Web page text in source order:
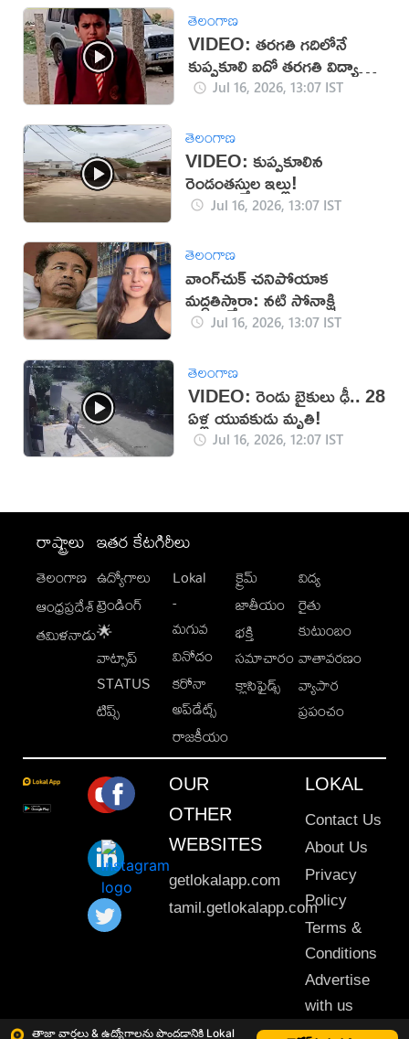
తాజా వార్తలు & ఉద్యోగాలను పొందడానికి Lokal
తెలంగాణ
VIDEO: తరగతి గదిలోనే
కుప్పకూలి ఐదో తరగతి విద్యార్థి
మృతిJul 16, 2026, 13:07 IST
తెలంగాణ
VIDEO: కుప్పకూలిన
రెండంతస్తుల ఇల్లు!
Jul 16, 2026, 13:07 IST
తెలంగాణ
వాంగ్‌చుక్ చనిపోయాక
మద్దతిస్తారా: నటి సోనాక్షి
Jul 16, 2026, 13:07 IST
తెలంగాణ
VIDEO: రెండు బైకులు ఢీ.. 28
ఏళ్ల యువకుడు మృతి!
Jul 16, 2026, 12:07 IST
రాష్ట్రాలు
తెలంగాణ
ఆంధ్రప్రదేశ్
తమిళనాడు
ఇతర కేటగిరీలు
ఉద్యోగాలు
ట్రెండింగ్
🌟
వాట్సాప్
STATUS
టిప్స్
Lokal
-
మగువ
వినోదం
కరోనా
అప్‌డేట్స్
రాజకీయం
క్రైమ్
జాతీయం
భక్తి
సమాచారం
క్లాసిఫైడ్స్
విద్య
రైతు
కుటుంబం
వాతావరణం
వ్యాపార
ప్రపంచం
OUR
OTHER
WEBSITES
getlokalapp.com
tamil.getlokalapp.com
LOKAL
Contact Us
About Us
Privacy
Policy
Terms &
Conditions
Advertise
with us
Sitemap